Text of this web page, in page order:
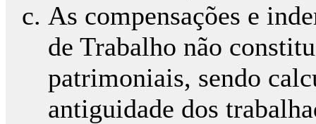
As compensações e
de Trabalho não
patrimoniais, sendo
antiguidade dos